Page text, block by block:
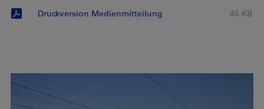
46 KB
Druckversion Medienmitteilung